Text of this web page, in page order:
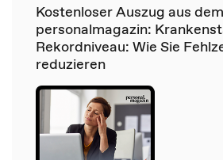
Kostenloser Auszug aus dem
personalmagazin:
Rekordniveau: Wie Sie
reduzieren